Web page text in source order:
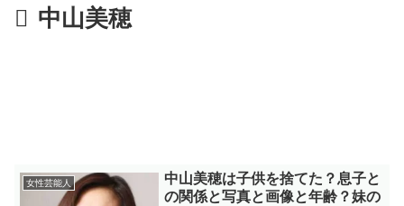
中山美穂
女性芸能人
中山美穂は子供を捨てた？息子と
の関係と写真と画像と年齢？妹の